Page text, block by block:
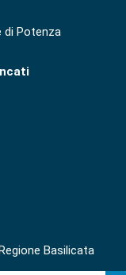
di Potenza
Basilicata